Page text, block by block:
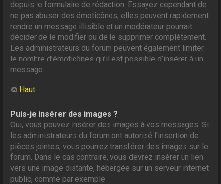
depuis le formulaire de rédaction. Essayez cependant de
ne pas abuser des émoticônes, elles peuvent rapidement
rendre un message illisible et un modérateur pourrait
décider de le modifier ou de le supprimer complètement.
Les administrateurs du forum peuvent également limiter
le nombre d’émoticônes qu’il est possible d’insérer à un
message.
Haut
Puis-je insérer des images ?
Oui, vous pouvez insérer des images à vos messages. Si
les administrateurs du forum ont autorisé l’insertion de
pièces jointes, vous pourrez transférer des images sur le
forum. Dans le cas contraire, vous devrez insérer un lien
vers une image distante, hébergée sur un serveur internet
public, comme par exemple